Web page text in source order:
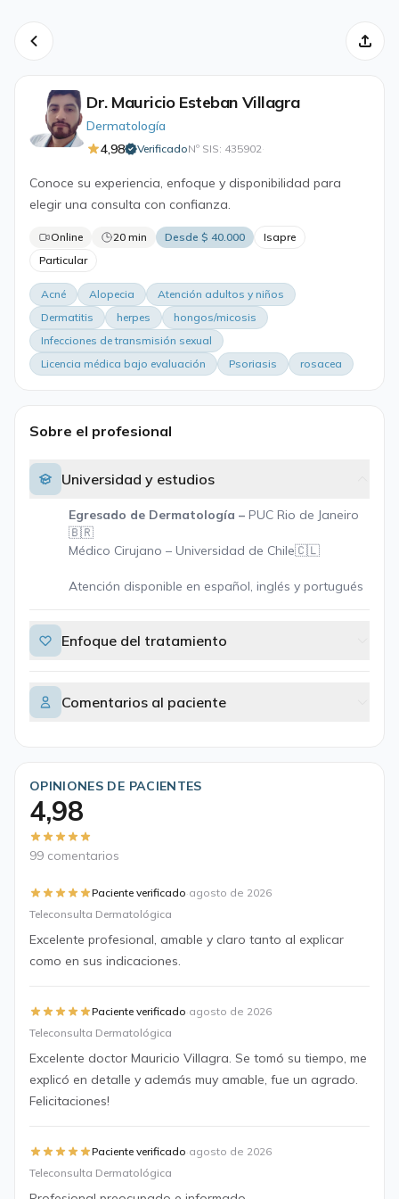
Dr. Mauricio Esteban Villagra
Dermatología
4,98
VerificadoNº SIS: 435902·
Conoce su experiencia, enfoque y disponibilidad para
elegir una consulta con confianza.
Online 20 min Desde $ 40.000
Isapre
Particular
Acné Alopecia
Atención adultos y niños
Dermatitis
herpes
hongos/micosis
Infecciones de transmisión sexual
Licencia médica bajo evaluación
Psoriasis rosacea
Sobre el profesional
Universidad y estudios
Egresado de Dermatología – PUC Rio de Janeiro
🇧🇷
Médico Cirujano – Universidad de Chile🇨🇱
Atención disponible en español, inglés y portugués
Enfoque del tratamiento
Comentarios al paciente
OPINIONES DE PACIENTES
4,98
99 comentarios
Paciente verificado·agosto de 2026
Teleconsulta Dermatológica
Excelente profesional, amable y claro tanto al explicar
como en sus indicaciones.
Paciente verificado·agosto de 2026
Teleconsulta Dermatológica
Excelente doctor Mauricio Villagra. Se tomó su tiempo, me
explicó en detalle y además muy amable, fue un agrado.
Felicitaciones!
Paciente verificado·agosto de 2026
Teleconsulta Dermatológica